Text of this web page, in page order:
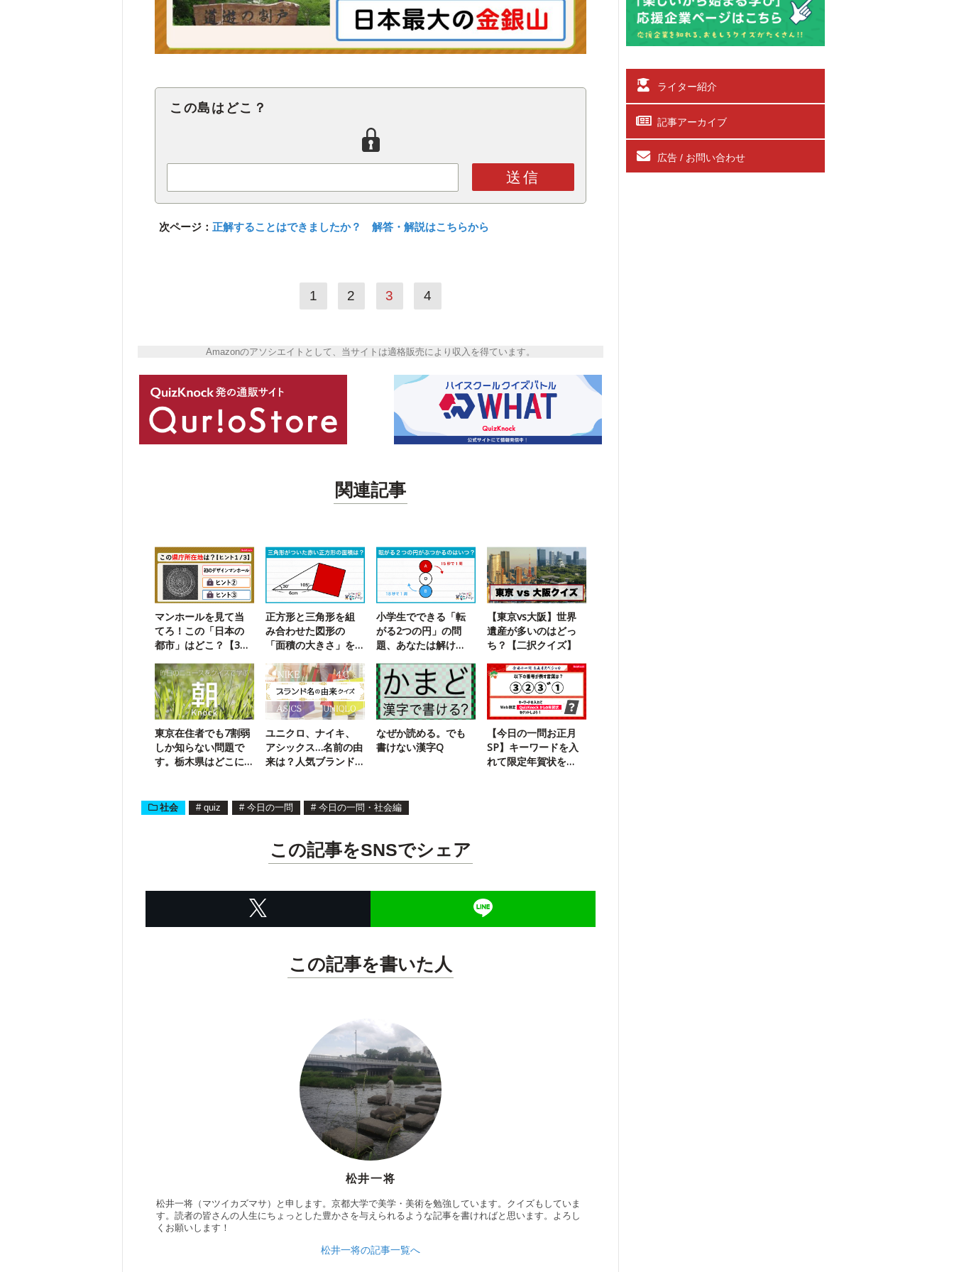
この島はどこ？
送信
次ページ：正解することはできましたか？ 解答・解説はこちらから
1 2 3 4
Amazonのアソシエイトとして、当サイトは適格販売により収入を得ています。
関連記事
マンホールを見て当
てろ！この「日本の
都市」はどこ？【3ヒ
正方形と三角形を組
み合わせた図形の
「面積の大きさ」を
小学生でできる「転
がる2つの円」の問
題、あなたは解け
【東京vs大阪】世界
遺産が多いのはどっ
ち？【二択クイズ】
東京在住者でも7割弱
しか知らない問題で
す。栃木県はどこに
ユニクロ、ナイキ、
アシックス…名前の由
来は？人気ブランド
なぜか読める。でも
書けない漢字Q
【今日の一問お正月
SP】キーワードを入
れて限定年賀状を
社会 # quiz # 今日の一問 # 今日の一問・社会編
この記事をSNSでシェア
この記事を書いた人
松井一将
松井一将（マツイカズマサ）と申します。京都大学で美学・美術を勉強しています。クイズもしていま
す。読者の皆さんの人生にちょっとした豊かさを与えられるような記事を書ければと思います。よろし
くお願いします！
松井一将の記事一覧へ
ライター紹介
記事アーカイブ
広告 / お問い合わせ